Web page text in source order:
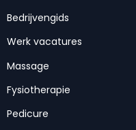
Bedrijvengids
Werk vacatures
Massage
Fysiotherapie
Pedicure